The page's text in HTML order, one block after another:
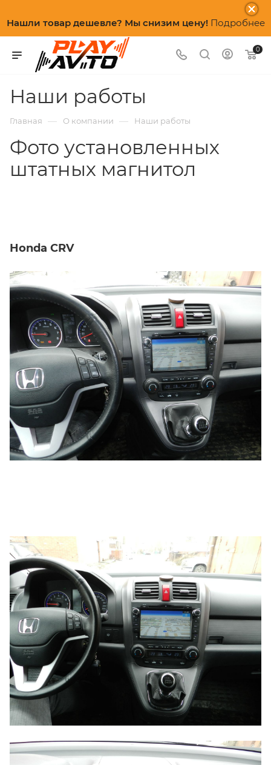
Нашли товар дешевле? Мы снизим цену! Подробнее
0
Наши работы
Главная — О компании — Наши работы
Фото установленных
штатных магнитол
Honda CRV